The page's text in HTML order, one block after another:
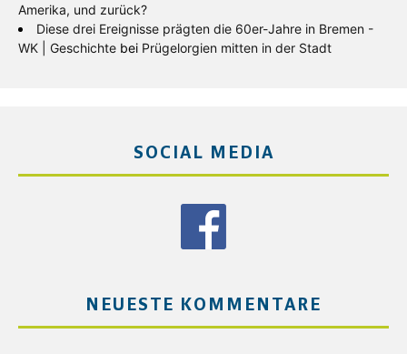
Amerika, und zurück?
Diese drei Ereignisse prägten die 60er-Jahre in Bremen -
WK | Geschichte bei Prügelorgien mitten in der Stadt
SOCIAL MEDIA
NEUESTE KOMMENTARE